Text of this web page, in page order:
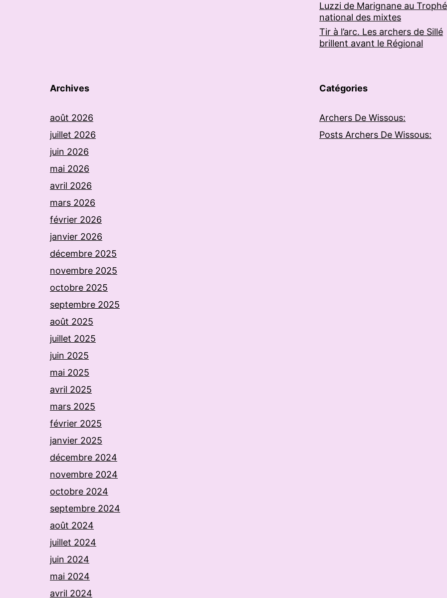
Luzzi de Marignane au
national des mixtes
Tir à l’arc. Les archers de Sillé
brillent avant le Régional
Archives
août 2026
juillet 2026
juin 2026
mai 2026
avril 2026
mars 2026
février 2026
janvier 2026
décembre 2025
novembre 2025
octobre 2025
septembre 2025
août 2025
juillet 2025
juin 2025
mai 2025
avril 2025
mars 2025
février 2025
janvier 2025
décembre 2024
novembre 2024
octobre 2024
septembre 2024
août 2024
juillet 2024
juin 2024
mai 2024
avril 2024
Catégories
Archers De Wissous:
Posts Archers De Wissous: